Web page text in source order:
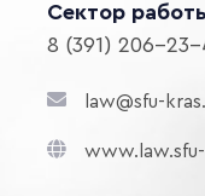
Сектор
8 (391) 206-23-
law@sfu-